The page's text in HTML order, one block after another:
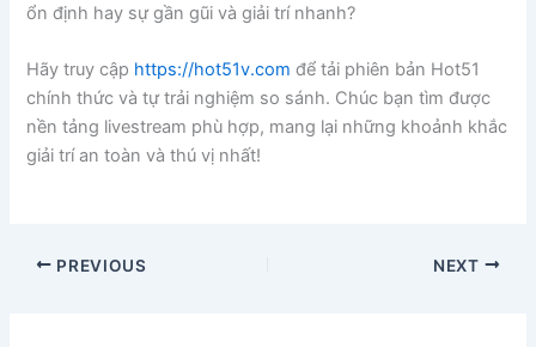
ổn định hay sự gần gũi và giải trí nhanh?
Hãy truy cập https://hot51v.com để tải phiên bản Hot51
chính thức và tự trải nghiệm so sánh. Chúc bạn tìm được
nền tảng livestream phù hợp, mang lại những khoảnh khắc
giải trí an toàn và thú vị nhất!
PREVIOUS NEXT